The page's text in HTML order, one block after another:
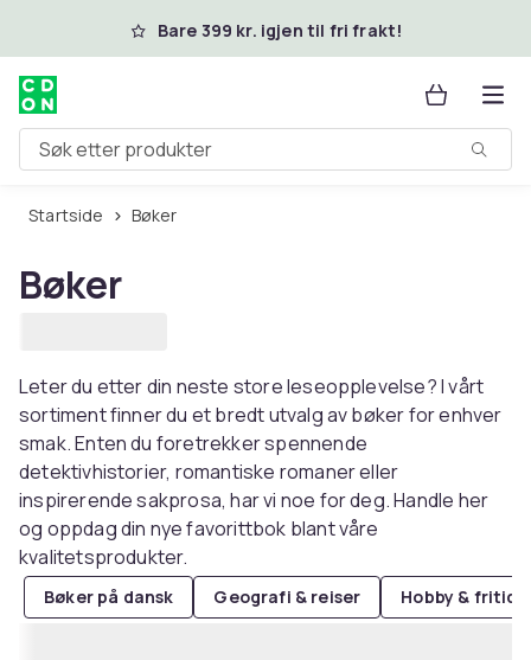
Hopp til hovedinnholdBare 399 kr. igjen til fri frakt!
Søk etter produkter
Startside Bøker
Bøker
Leter du etter din neste store leseopplevelse? I vårt
sortiment finner du et bredt utvalg av bøker for enhver
smak. Enten du foretrekker spennende
detektivhistorier, romantiske romaner eller
inspirerende sakprosa, har vi noe for deg. Handle her
og oppdag din nye favorittbok blant våre
kvalitetsprodukter.
Bøker på dansk Geografi & reiser Hobby & fritid